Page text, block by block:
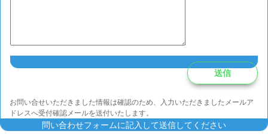
お問い合せいただきました情報は確認のため、入力いただきましたメールア
ドレスへ受付確認メールを送付いたします。
問い合わせフォームに記入して送信してください